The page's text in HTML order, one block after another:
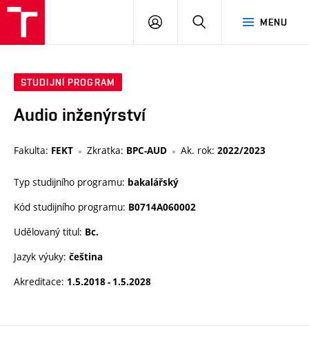
MENU
PŘIHLÁSIT
STUDIJNÍ PROGRAM
Audio inženýrství
Fakulta: FEKT Zkratka: BPC-AUD Ak. rok: 2022/2023
Typ studijního programu: bakalářský
Kód studijního programu: B0714A060002
Udělovaný titul: Bc.
Jazyk výuky: čeština
Akreditace: 1.5.2018 - 1.5.2028